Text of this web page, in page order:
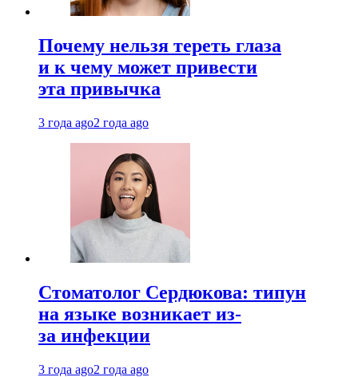
Почему нельзя тереть глаза
и к чему может привести
эта привычка
3 года ago2 года ago
Стоматолог Сердюкова: типун
на языке возникает из-
за инфекции
3 года ago2 года ago